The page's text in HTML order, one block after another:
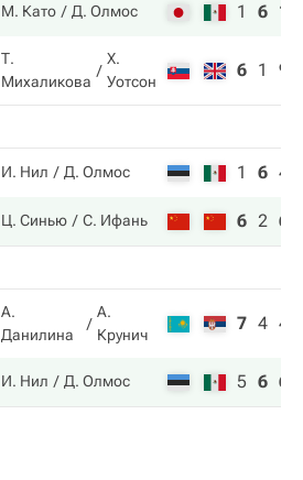
М. Като Д. Олмос 1 6 11
Т.
Михаликова
Х.
Уотсон
6 1 9
И. Нил Д. Олмос 1 6 4
Ц. Синью С. Ифань 6 2 6
А.
Данилина
А.
Крунич
7 4 4
И. Нил Д. Олмос 5 6 6